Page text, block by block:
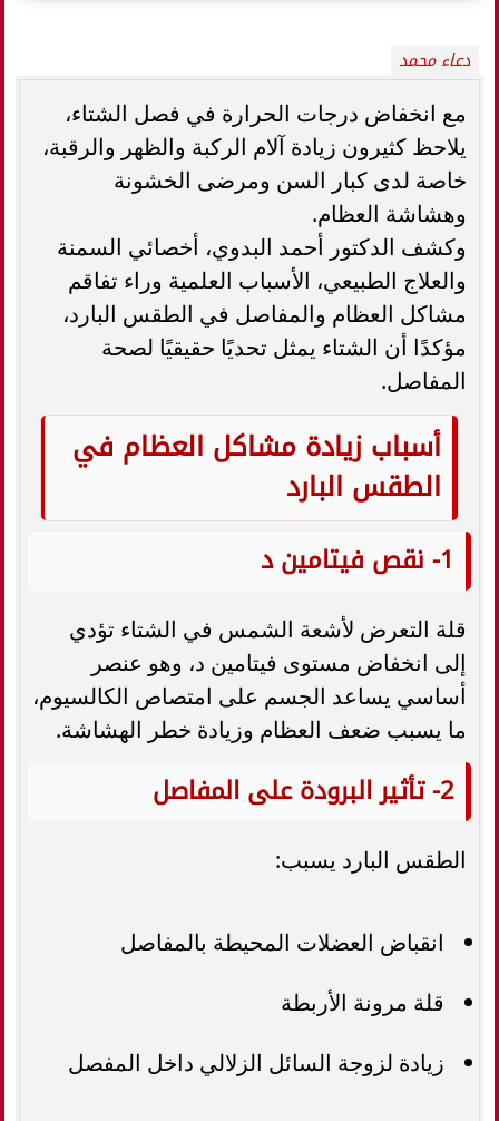
دعاء محمد
مع انخفاض درجات الحرارة في فصل الشتاء،
يلاحظ كثيرون زيادة آلام الركبة والظهر والرقبة،
خاصة لدى كبار السن ومرضى الخشونة
وهشاشة العظام.
وكشف الدكتور أحمد البدوي، أخصائي السمنة
والعلاج الطبيعي، الأسباب العلمية وراء تفاقم
مشاكل العظام والمفاصل في الطقس البارد،
مؤكدًا أن الشتاء يمثل تحديًا حقيقيًا لصحة
المفاصل.
أسباب زيادة مشاكل العظام في
الطقس البارد
1- نقص فيتامين د
قلة التعرض لأشعة الشمس في الشتاء تؤدي
إلى انخفاض مستوى فيتامين د، وهو عنصر
أساسي يساعد الجسم على امتصاص الكالسيوم،
ما يسبب ضعف العظام وزيادة خطر الهشاشة.
2- تأثير البرودة على المفاصل
الطقس البارد يسبب:
انقباض العضلات المحيطة بالمفاصل
قلة مرونة الأربطة
زيادة لزوجة السائل الزلالي داخل المفصل